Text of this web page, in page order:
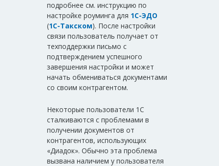
подробнее см. инструкцию по
настройке роуминга для 1С-ЭДО
(1С-Такском). После настройки
связи пользователь получает от
техподдержки письмо с
подтверждением успешного
завершения настройки и может
начать обмениваться документами
со своим контрагентом.
Некоторые пользователи 1С
сталкиваются с проблемами в
получении документов от
контрагентов, использующих
«Диадок». Обычно эта проблема
вызвана наличием у пользователя